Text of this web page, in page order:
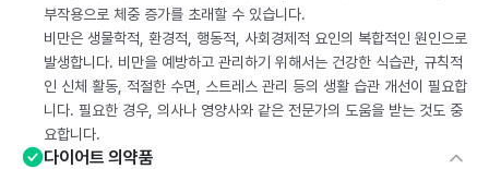
부작용으로 체중 증가를 초래할 수 있습니다.
비만은 생물학적, 환경적, 행동적, 사회경제적 요인의 복합적인 원인으로
발생합니다. 비만을 예방하고 관리하기 위해서는 건강한 식습관, 규칙적
인 신체 활동, 적절한 수면, 스트레스 관리 등의 생활 습관 개선이 필요합
니다. 필요한 경우, 의사나 영양사와 같은 전문가의 도움을 받는 것도 중
요합니다.
다이어트 의약품